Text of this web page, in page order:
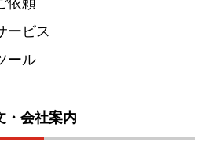
ービス
ール
・会社案内